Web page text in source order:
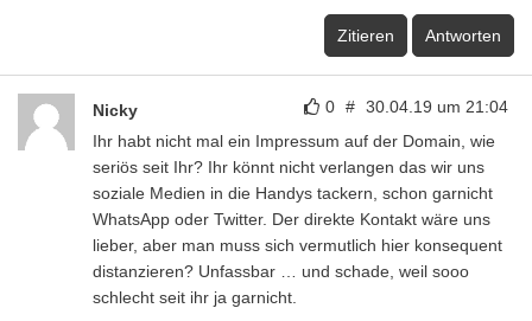
Zitieren Antworten
0 # 30.04.19 um 21:04
Nicky
Ihr habt nicht mal ein Impressum auf der Domain, wie
seriös seit Ihr? Ihr könnt nicht verlangen das wir uns
soziale Medien in die Handys tackern, schon garnicht
WhatsApp oder Twitter. Der direkte Kontakt wäre uns
lieber, aber man muss sich vermutlich hier konsequent
distanzieren? Unfassbar … und schade, weil sooo
schlecht seit ihr ja garnicht.